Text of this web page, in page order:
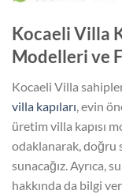
Kocaeli Villa
Modelleri ve
Kocaeli Villa
villa kapıları, evin
üretim villa kapısı
odaklanarak, doğru
sunacağız. Ayrıca,
hakkında da bilgi